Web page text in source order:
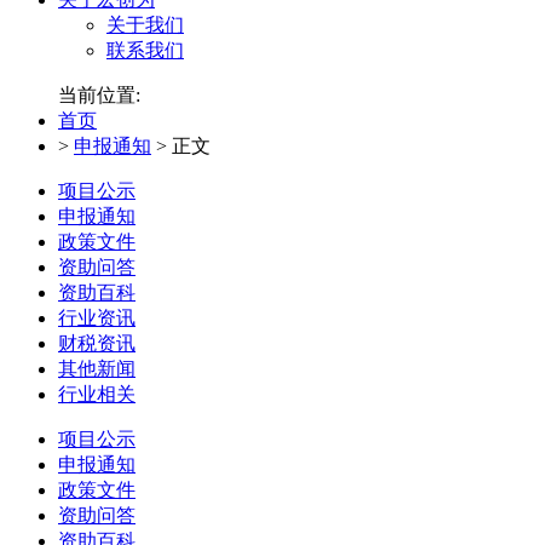
关于我们
联系我们
当前位置:
首页
> 申报通知 > 正文
项目公示
申报通知
政策文件
资助问答
资助百科
行业资讯
财税资讯
其他新闻
行业相关
项目公示
申报通知
政策文件
资助问答
资助百科